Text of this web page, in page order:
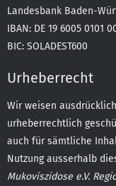
Landesbank Baden-
IBAN: DE 19 6005 0101
BIC: SOLADEST600
Urheberrecht
Wir weisen
urheberrechtlich
auch für sämtliche
Nutzung ausserhalb
Mukoviszidose e.V.